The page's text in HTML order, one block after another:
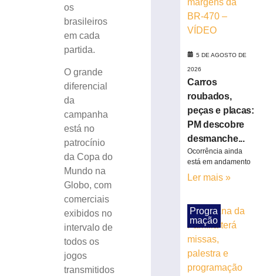
os
brasileiros
em cada
partida.
O grande
diferencial
da
campanha
está no
patrocínio
da Copa do
Mundo na
Globo, com
comerciais
exibidos no
intervalo de
todos os
jogos
transmitidos
possíveis
temporais
Concurso
público
Brusque
encerra
inscrições
pagamento
5 DE AGOSTO DE
2026
Carros
roubados,
peças e placas:
PM descobre
desmanche...
Ocorrência ainda
está em andamento
Ler mais »
Progra
mação